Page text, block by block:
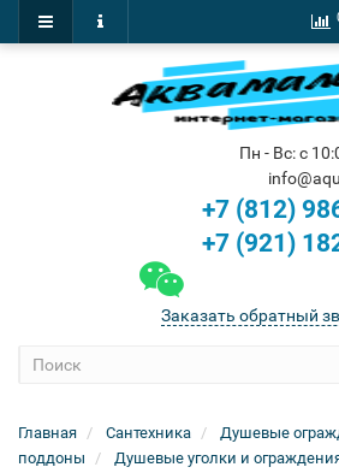
Пн - Вс: с
+7 (812)
+7 (921)
Заказать обратный
Главная Сантехника
Душевые
поддоны
Душевые уголки и